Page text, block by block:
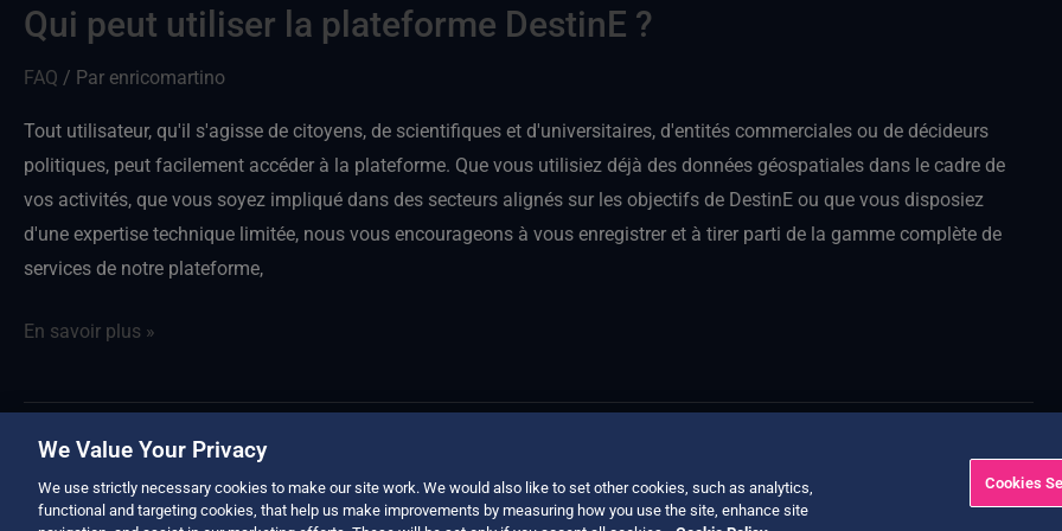
?
Qui peut utiliser la plateforme DestinE ?
FAQ / Par enricomartino
Tout utilisateur, qu'il s'agisse de citoyens, de scientifiques et d'universitaires, d'entités commerciales ou de décideurs
politiques, peut facilement accéder à la plateforme. Que vous utilisiez déjà des données géospatiales dans le cadre de
vos activités, que vous soyez impliqué dans des secteurs alignés sur les objectifs de DestinE ou que vous disposiez
d'une expertise technique limitée, nous vous encourageons à vous enregistrer et à tirer parti de la gamme complète de
services de notre plateforme,
Qui
utiliser
la
DestinE
?
En savoir plus »
We Value Your Privacy
We use strictly necessary cookies to make our site work. We would also like to set other cookies, such as analytics,
functional and targeting cookies, that help us make improvements by measuring how you use the site, enhance site
Cookies